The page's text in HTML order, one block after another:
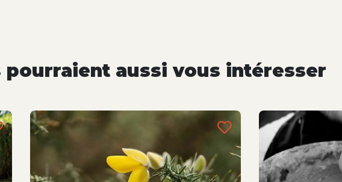
pourraient aussi vous intéresser